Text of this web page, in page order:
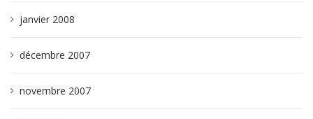
janvier 2008
décembre 2007
novembre 2007